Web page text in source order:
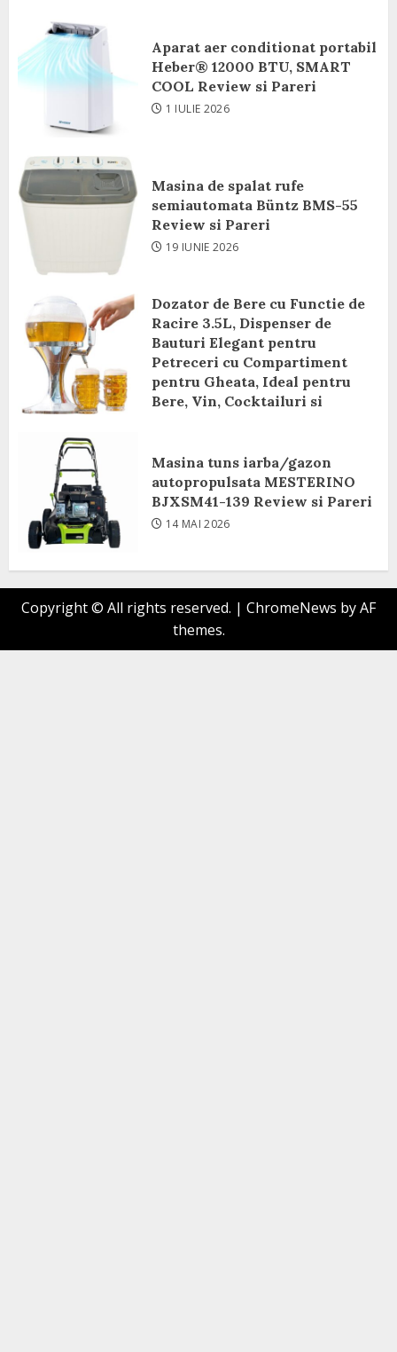
Aparat aer conditionat portabil
Heber® 12000 BTU, SMART
COOL Review si Pareri
1 IULIE 2026
Masina de spalat rufe
semiautomata Büntz BMS-55
Review si Pareri
19 IUNIE 2026
Dozator de Bere cu Functie de
Racire 3.5L, Dispenser de
Bauturi Elegant pentru
Petreceri cu Compartiment
pentru Gheata, Ideal pentru
Bere, Vin, Cocktailuri si
8 IUNIE 2026
Masina tuns iarba/gazon
autopropulsata MESTERINO
BJXSM41-139 Review si Pareri
14 MAI 2026
Copyright © All rights reserved. | ChromeNews by AF
themes.